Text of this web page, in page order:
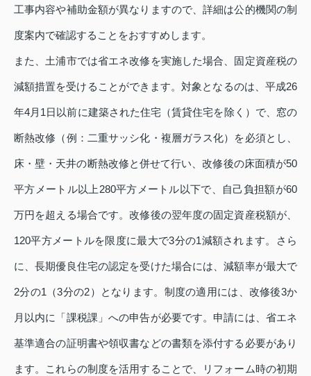
工事内容や補助金額が異なりますので、詳細は公的機関の制
度案内で確認することをおすすめします。
また、土浦市では省エネ改修を実施した場合、固定資産税の
減額措置を受けることができます。対象となるのは、平成26
年4月1日以前に建築された住宅（賃貸住宅を除く）で、窓の
断熱改修（例：二重サッシ化・複層ガラス化）を必須とし、
床・壁・天井の断熱改修と併せて行い、改修後の床面積が50
平方メートル以上280平方メートル以下で、自己負担額が60
万円を超える場合です。改修後の翌年度の固定資産税額が、
120平方メートルを限度に最大で3分の1減額されます。さら
に、長期優良住宅の認定を受けた場合には、減額率が最大で
2分の1（3分の2）となります。制度の適用には、改修後3か
月以内に「課税課」への申告が必要です。申請には、省エネ
基準適合の証明書や領収書などの書類を添付する必要があり
ます。これらの制度を活用することで、リフォーム時の初期